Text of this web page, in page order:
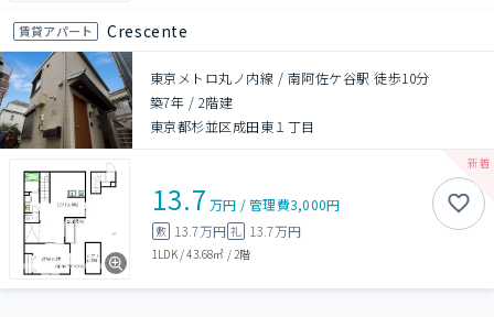
賃貸アパート Crescente
東京メトロ丸ノ内線 / 南阿佐ケ谷駅 徒歩10分
築7年 / 2階建
東京都杉並区成田東１丁目
13.7 万円 /管理費3,000円
敷 13.7万円 礼 13.7万円
1LDK/43.68㎡ / 2階